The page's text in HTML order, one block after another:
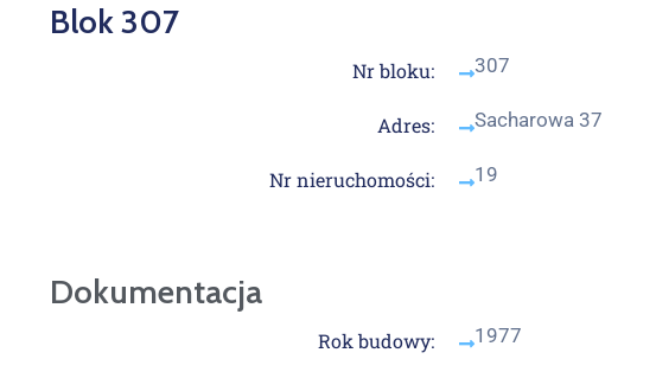
Blok 307
Nr bloku: 307
Adres: Sacharowa 37
Nr nieruchomości: 19
Dokumentacja
Rok budowy: 1977